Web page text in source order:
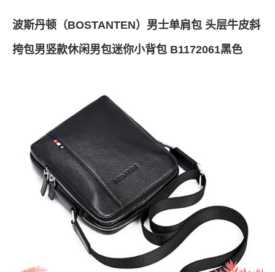
波斯丹顿（BOSTANTEN）男士单肩包 头层牛皮斜
挎包男竖款休闲男包迷你小背包 B1172061黑色